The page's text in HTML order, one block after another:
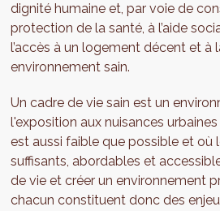
dignité humaine et, par voie de
protection de la santé, à l’aide
l’accès à un logement décent et à
environnement sain.
Un cadre de vie sain est un
l'exposition aux nuisances
est aussi faible que possible et où
suffisants, abordables et
de vie et créer un environnement
chacun constituent donc des